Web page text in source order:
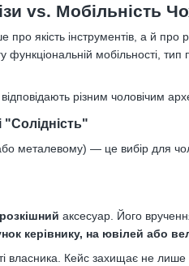
vs. Мобільність
якість інструментів, а й про
функціональній мобільності,
різним чоловічим
"Солідність"
металевому) — це вибір для
аксесуар. Його
керівнику, на ювілей або
власника. Кейс захищає не лише